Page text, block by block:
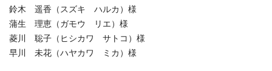
鈴木 遥香（スズキ ハルカ）様
蒲生 理恵（ガモウ リエ）様
菱川 聡子（ヒシカワ サトコ）様
早川 未花（ハヤカワ ミカ）様